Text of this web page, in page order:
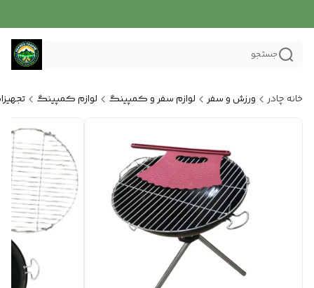
جستجو
خانه چادر ورزش و سفر لوازم سفر و کمپینگ لوازم کمپینگ